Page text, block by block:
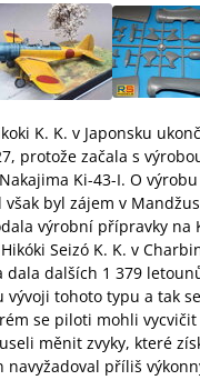
K. K. v Japonsku
protože začala s
Ki-43-I. O
byl zájem v
výrobní přípravky na
Seizó K. K. v
dala dalších 1 379
tohoto typu a tak
se piloti mohli
měnit zvyky, které
navyžadoval příliš